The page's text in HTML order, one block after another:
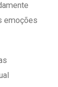
emoções